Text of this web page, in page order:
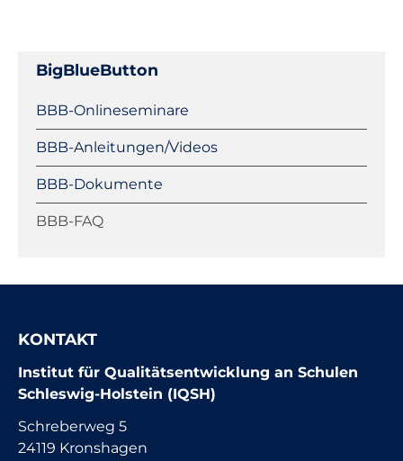
BigBlueButton
Navigation
BBB-Onlineseminare
BBB-Anleitungen/Videos
BBB-Dokumente
BBB-FAQ
KONTAKT
Institut für Qualitätsentwicklung an Schulen
Schleswig-Holstein (IQSH)
Schreberweg 5
24119 Kronshagen